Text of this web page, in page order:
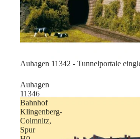
Auhagen 11342 - Tunnelportale
Auhagen
11346
Bahnhof
Klingenberg-
Colmnitz,
Spur